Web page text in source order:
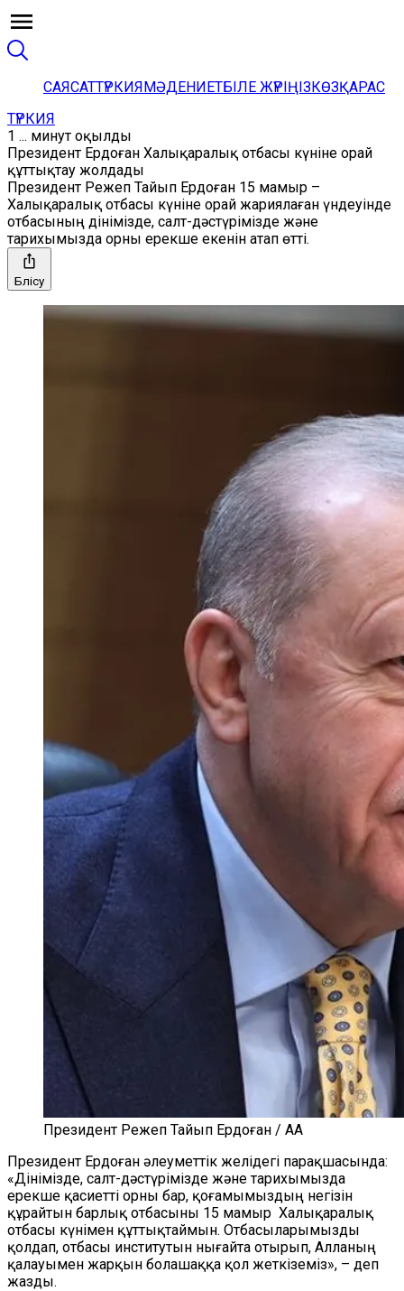
САЯСАТТҮРКИЯМӘДЕНИЕТБІЛЕ ЖҮРІҢІЗКӨЗҚАРАС
ТҮРКИЯ
1 ... минут оқылды
Президент Ердоған Халықаралық отбасы күніне орай
құттықтау жолдады
Президент Режеп Тайып Ердоған 15 мамыр –
Халықаралық отбасы күніне орай жариялаған үндеуінде
отбасының дінімізде, салт-дәстүрімізде және
тарихымызда орны ерекше екенін атап өтті.
Бөлісу
Президент Режеп Тайып Ердоған / AA
Президент Ердоған әлеуметтік желідегі парақшасында:
«Дінімізде, салт-дәстүрімізде және тарихымызда
ерекше қасиетті орны бар, қоғамымыздың негізін
құрайтын барлық отбасыны 15 мамыр Халықаралық
отбасы күнімен құттықтаймын. Отбасыларымызды
қолдап, отбасы институтын нығайта отырып, Алланың
қалауымен жарқын болашаққа қол жеткіземіз», – деп
жазды.